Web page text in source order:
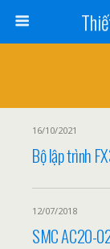
16/10/2021
Bộ lập trình
12/07/2018
SMC AC20-